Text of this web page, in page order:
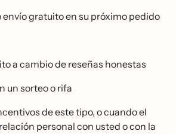
envío gratuito en su próximo pedido
a cambio de reseñas honestas
un sorteo o rifa
de este tipo, o cuando el
personal con usted o con la